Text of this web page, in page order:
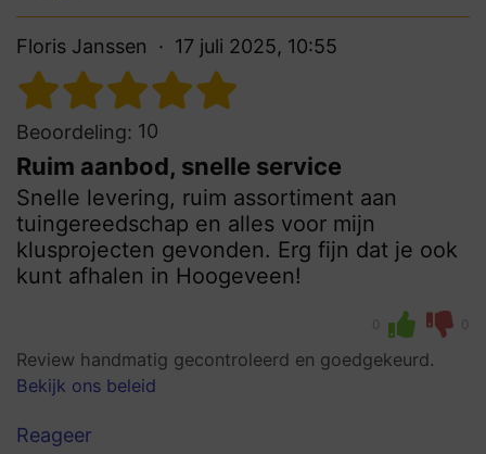
Floris Janssen 17 juli 2025, 10:55
Beoordeling: 10
Ruim aanbod, snelle service
Snelle levering, ruim assortiment aan
tuingereedschap en alles voor mijn
klusprojecten gevonden. Erg fijn dat je ook
kunt afhalen in Hoogeveen!
0 0
Review handmatig gecontroleerd en goedgekeurd.
Bekijk ons beleid
Reageer